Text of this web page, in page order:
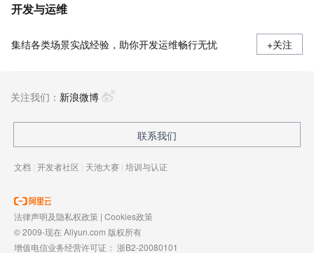
开发与运维
集结各类场景实战经验，助你开发运维畅行无忧 +关注
关注我们： 新浪微博
联系我们
文档 | 开发者社区 | 天池大赛 | 培训与认证
法律声明及隐私权政策 | Cookies政策
© 2009-现在 Aliyun.com 版权所有
增值电信业务经营许可证： 浙B2-20080101